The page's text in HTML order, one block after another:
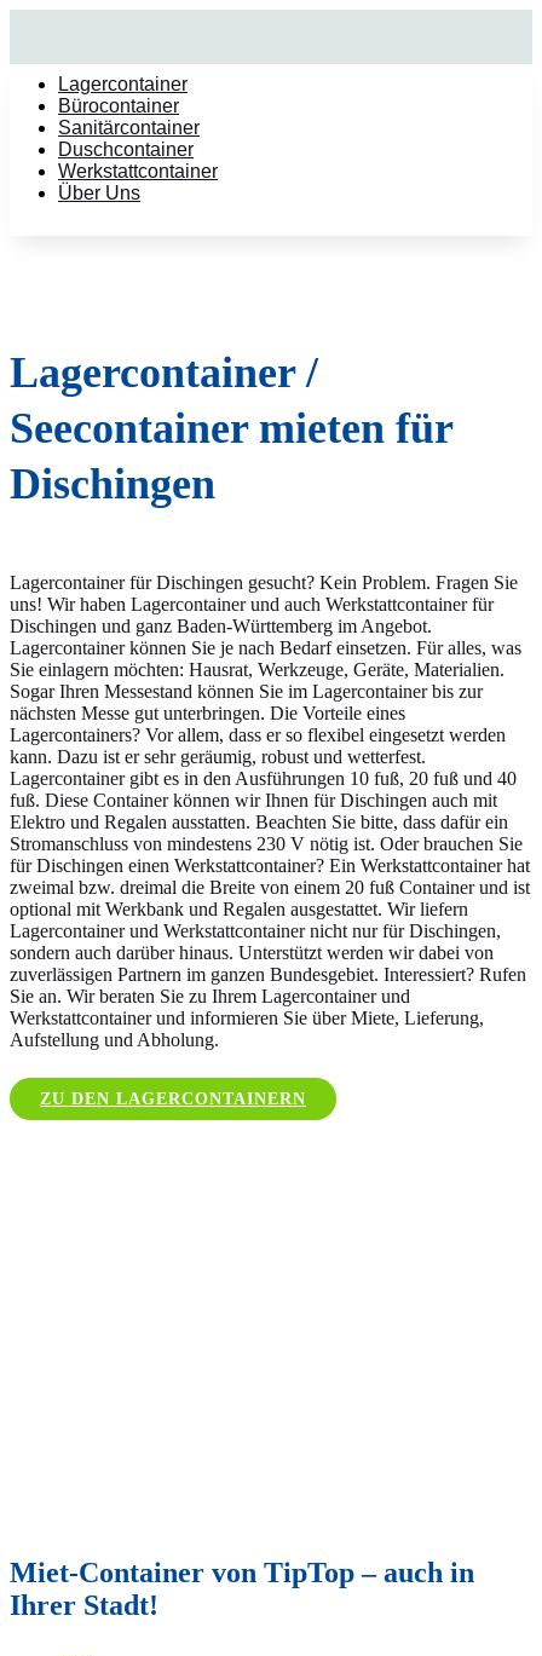
Lagercontainer
Bürocontainer
Sanitärcontainer
Duschcontainer
Werkstattcontainer
Über Uns
Lagercontainer /
Seecontainer mieten für
Dischingen
Lagercontainer für Dischingen gesucht? Kein Problem. Fragen Sie
uns! Wir haben Lagercontainer und auch Werkstattcontainer für
Dischingen und ganz Baden-Württemberg im Angebot.
Lagercontainer können Sie je nach Bedarf einsetzen. Für alles, was
Sie einlagern möchten: Hausrat, Werkzeuge, Geräte, Materialien.
Sogar Ihren Messestand können Sie im Lagercontainer bis zur
nächsten Messe gut unterbringen. Die Vorteile eines
Lagercontainers? Vor allem, dass er so flexibel eingesetzt werden
kann. Dazu ist er sehr geräumig, robust und wetterfest.
Lagercontainer gibt es in den Ausführungen 10 fuß, 20 fuß und 40
fuß. Diese Container können wir Ihnen für Dischingen auch mit
Elektro und Regalen ausstatten. Beachten Sie bitte, dass dafür ein
Stromanschluss von mindestens 230 V nötig ist. Oder brauchen Sie
für Dischingen einen Werkstattcontainer? Ein Werkstattcontainer hat
zweimal bzw. dreimal die Breite von einem 20 fuß Container und ist
optional mit Werkbank und Regalen ausgestattet. Wir liefern
Lagercontainer und Werkstattcontainer nicht nur für Dischingen,
sondern auch darüber hinaus. Unterstützt werden wir dabei von
zuverlässigen Partnern im ganzen Bundesgebiet. Interessiert? Rufen
Sie an. Wir beraten Sie zu Ihrem Lagercontainer und
Werkstattcontainer und informieren Sie über Miete, Lieferung,
Aufstellung und Abholung.
ZU DEN LAGERCONTAINERN
Miet-Container von TipTop – auch in
Ihrer Stadt!